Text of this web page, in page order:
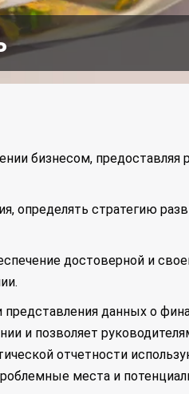
бизнесом,
определять стратегию
достоверной и
представления данных о
и позволяет
отчетности
места и